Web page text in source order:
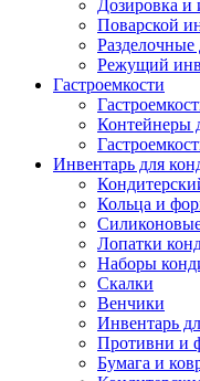
Дозировка и
Поварской
Разделочные
Режущий
Гастроемкости
Контейнеры
Инвентарь для
Кольца и
Лопатки
Наборы
Скалки
Венчики
Инвентарь
Противни и
Бумага и